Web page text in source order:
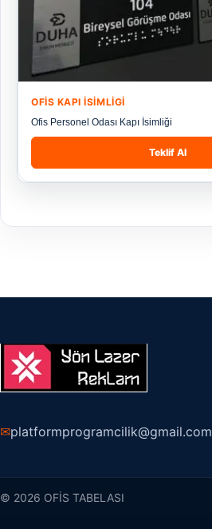
OFIS KAPI İSIMLIGI
Ofis Personel Odası Kapı İsimliği
Teklif Al
✉platformprogramcilik@gmail.com
© 2026 OFİS TABELASI